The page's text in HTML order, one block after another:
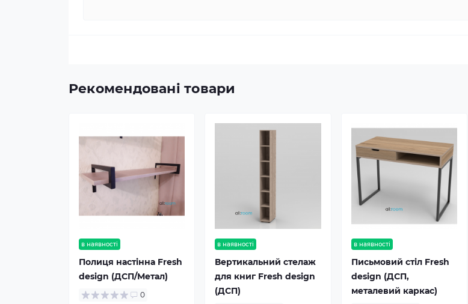
Рекомендовані товари
в наявності
Полиця настінна Fresh
design (ДСП/Метал)
0
в наявності
Вертикальний стелаж
для книг Fresh design
(ДСП)
в наявності
Письмовий стіл Fresh
design (ДСП,
металевий каркас)